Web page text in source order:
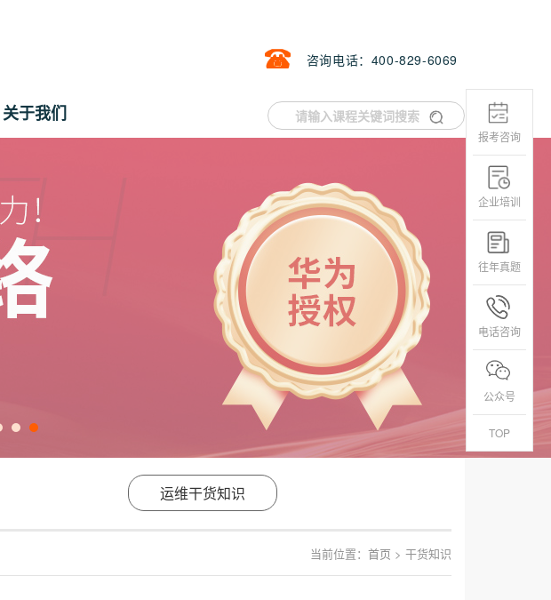
咨询电话：400-829-6069
关于我们
运维干货知识
当前位置： 首页 > 干货知识
报考咨询
企业培训
往年真题
电话咨询
公众号
TOP